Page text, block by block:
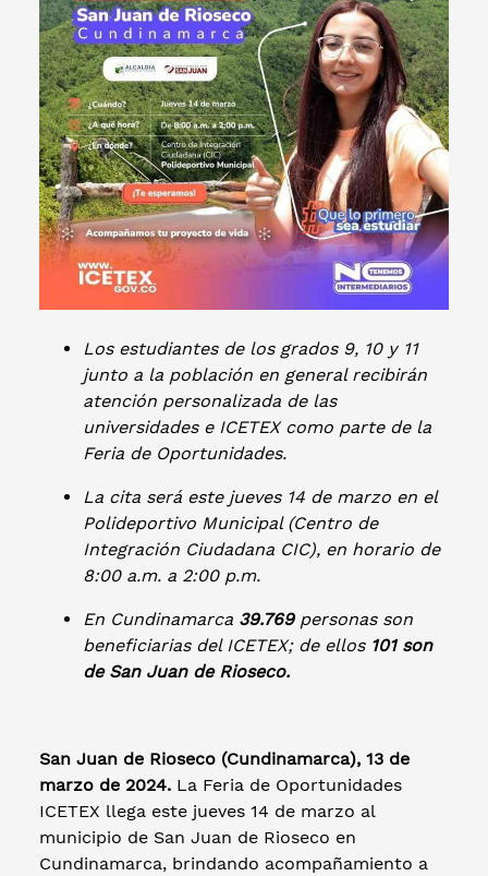
Los estudiantes de los grados 9, 10 y 11
junto a la población en general recibirán
atención personalizada de las
universidades e ICETEX como parte de la
Feria de Oportunidades.
La cita será este jueves 14 de marzo en el
Polideportivo Municipal (Centro de
Integración Ciudadana CIC), en horario de
8:00 a.m. a 2:00 p.m.
En Cundinamarca 39.769personas son
beneficiarias del ICETEX; de ellos 101 son
de San Juan de Rioseco.
San Juan de Rioseco (Cundinamarca), 13 de
marzo de 2024. La Feria de Oportunidades
ICETEX llega este jueves 14 de marzo al
municipio de San Juan de Rioseco en
Cundinamarca, brindando acompañamiento a